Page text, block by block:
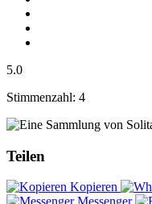
5.0
Stimmenzahl: 4
Teilen
Kopieren